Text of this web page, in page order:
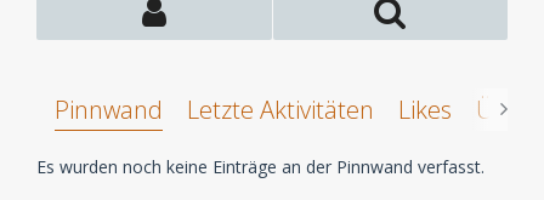
Pinnwand Letzte Aktivitäten Likes Über
Es wurden noch keine Einträge an der Pinnwand verfasst.